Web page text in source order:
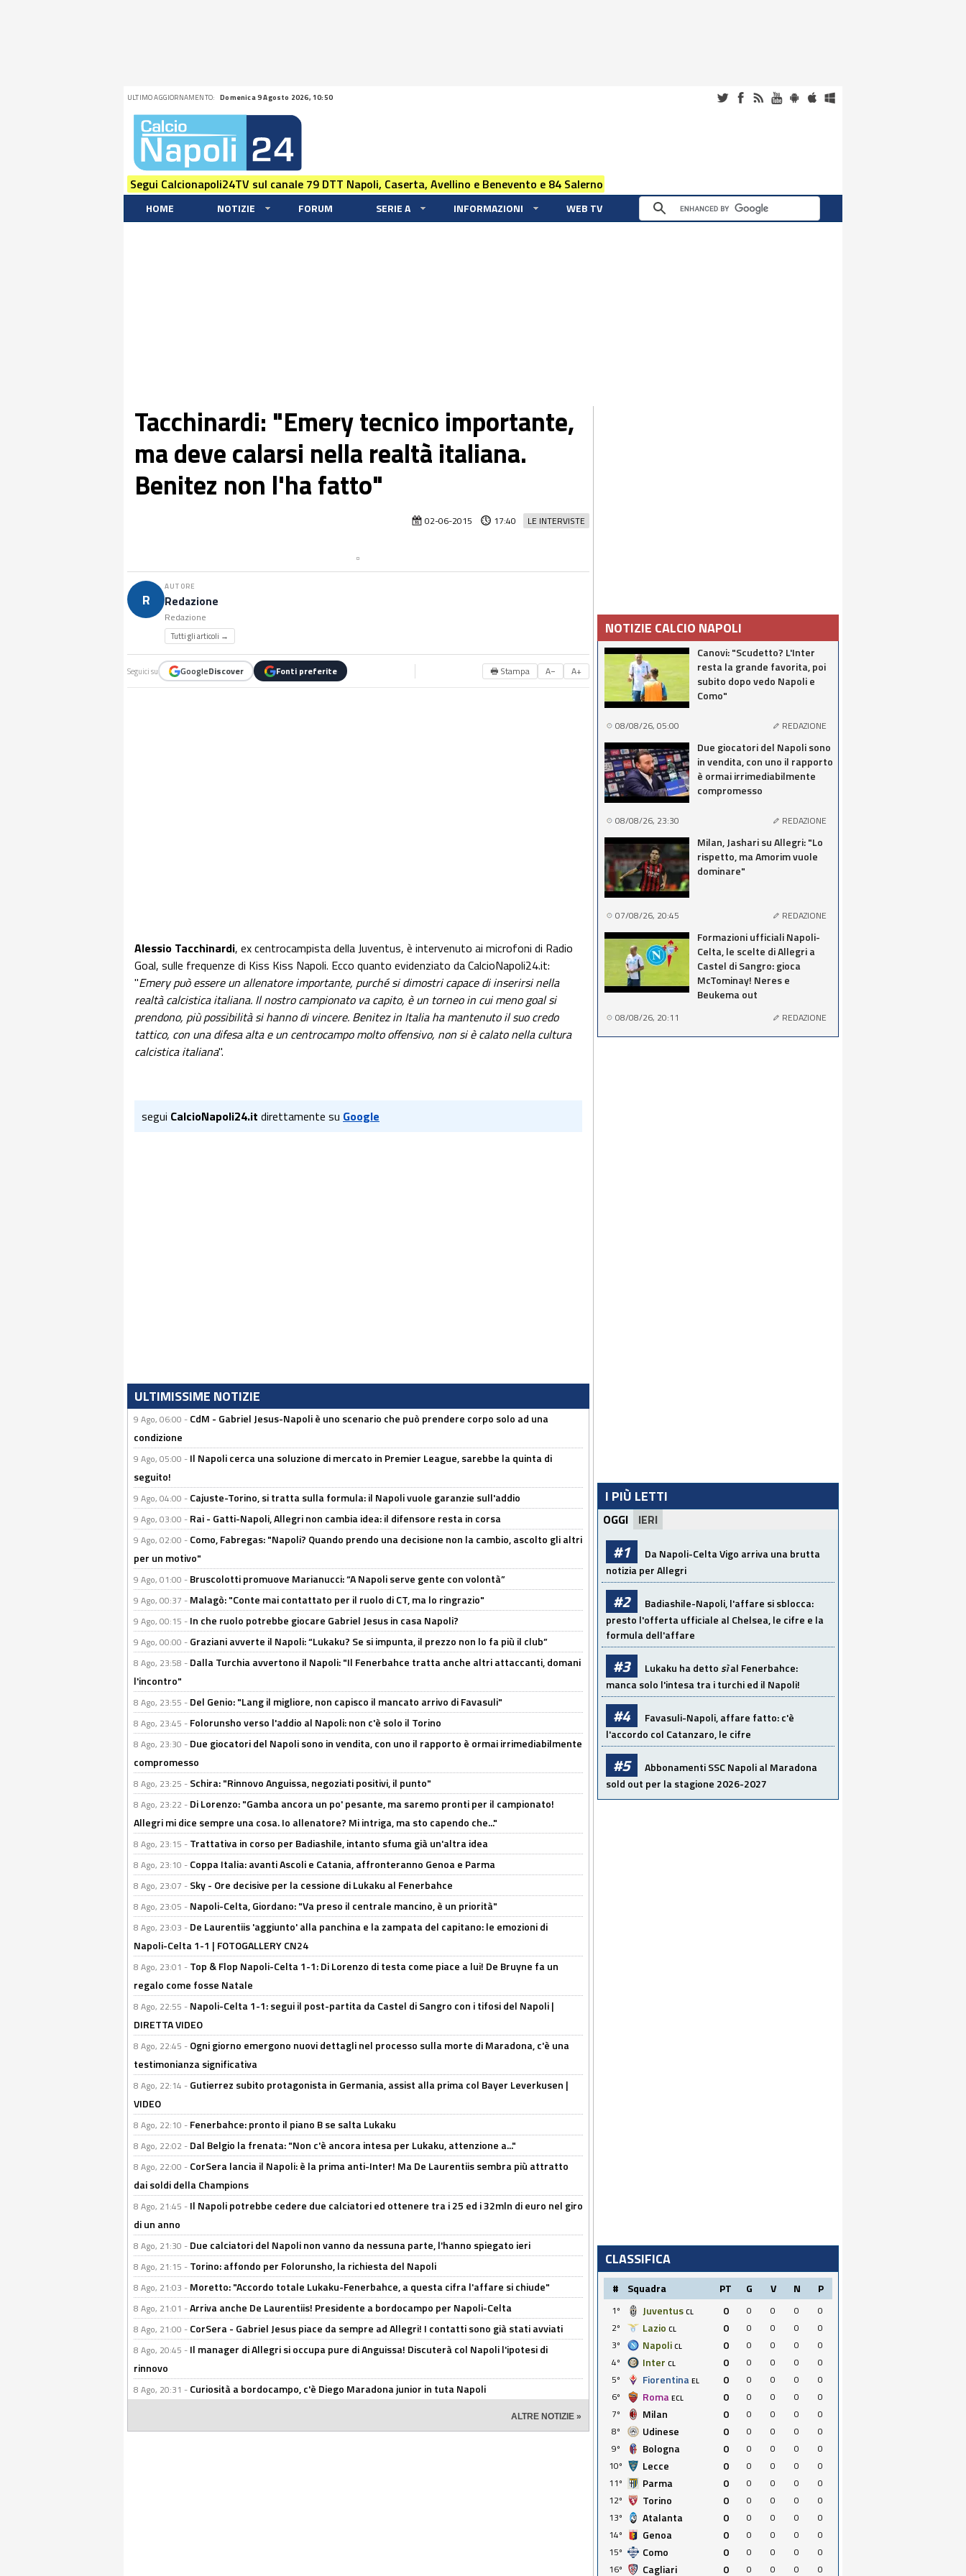
ULTIMO AGGIORNAMENTO: Domenica 9 Agosto 2026, 10:50
Segui Calcionapoli24TV sul canale 79 DTT Napoli, Caserta, Avellino e Benevento e 84 Salerno
HOME NOTIZIE FORUM SERIE A INFORMAZIONI WEB TV
Tacchinardi: "Emery tecnico importante,
ma deve calarsi nella realtà italiana.
Benitez non l'ha fatto"
LE INTERVISTE
02-06-2015 17:40
R
AUTORE
Redazione
Redazione
Tutti gli articoli →
Seguici su GoogleDiscover Fonti preferite 🖶 Stampa A− A+
Alessio Tacchinardi, ex centrocampista della Juventus, è intervenuto ai microfoni di Radio
Goal, sulle frequenze di Kiss Kiss Napoli. Ecco quanto evidenziato da CalcioNapoli24.it:
"Emery può essere un allenatore importante, purché si dimostri capace di inserirsi nella
realtà calcistica italiana. Il nostro campionato va capito, è un torneo in cui meno goal si
prendono, più possibilità si hanno di vincere. Benitez in Italia ha mantenuto il suo credo
tattico, con una difesa alta e un centrocampo molto offensivo, non si è calato nella cultura
calcistica italiana".
segui CalcioNapoli24.it direttamente su Google
ULTIMISSIME NOTIZIE
9 Ago, 06:00 - CdM - Gabriel Jesus-Napoli è uno scenario che può prendere corpo solo ad una
condizione
9 Ago, 05:00 - Il Napoli cerca una soluzione di mercato in Premier League, sarebbe la quinta di
seguito!
9 Ago, 04:00 - Cajuste-Torino, si tratta sulla formula: il Napoli vuole garanzie sull'addio
9 Ago, 03:00 - Rai - Gatti-Napoli, Allegri non cambia idea: il difensore resta in corsa
9 Ago, 02:00 - Como, Fabregas: "Napoli? Quando prendo una decisione non la cambio, ascolto gli altri
per un motivo"
9 Ago, 01:00 - Bruscolotti promuove Marianucci: “A Napoli serve gente con volontà”
9 Ago, 00:37 - Malagò: "Conte mai contattato per il ruolo di CT, ma lo ringrazio"
9 Ago, 00:15 - In che ruolo potrebbe giocare Gabriel Jesus in casa Napoli?
9 Ago, 00:00 - Graziani avverte il Napoli: “Lukaku? Se si impunta, il prezzo non lo fa più il club”
8 Ago, 23:58 - Dalla Turchia avvertono il Napoli: "Il Fenerbahce tratta anche altri attaccanti, domani
l'incontro"
8 Ago, 23:55 - Del Genio: "Lang il migliore, non capisco il mancato arrivo di Favasuli"
8 Ago, 23:45 - Folorunsho verso l'addio al Napoli: non c'è solo il Torino
8 Ago, 23:30 - Due giocatori del Napoli sono in vendita, con uno il rapporto è ormai irrimediabilmente
compromesso
8 Ago, 23:25 - Schira: "Rinnovo Anguissa, negoziati positivi, il punto"
8 Ago, 23:22 - Di Lorenzo: "Gamba ancora un po' pesante, ma saremo pronti per il campionato!
Allegri mi dice sempre una cosa. Io allenatore? Mi intriga, ma sto capendo che..."
8 Ago, 23:15 - Trattativa in corso per Badiashile, intanto sfuma già un'altra idea
8 Ago, 23:10 - Coppa Italia: avanti Ascoli e Catania, affronteranno Genoa e Parma
8 Ago, 23:07 - Sky - Ore decisive per la cessione di Lukaku al Fenerbahce
8 Ago, 23:05 - Napoli-Celta, Giordano: "Va preso il centrale mancino, è un priorità"
8 Ago, 23:03 - De Laurentiis 'aggiunto' alla panchina e la zampata del capitano: le emozioni di
Napoli-Celta 1-1 | FOTOGALLERY CN24
8 Ago, 23:01 - Top & Flop Napoli-Celta 1-1: Di Lorenzo di testa come piace a lui! De Bruyne fa un
regalo come fosse Natale
8 Ago, 22:55 - Napoli-Celta 1-1: segui il post-partita da Castel di Sangro con i tifosi del Napoli |
DIRETTA VIDEO
8 Ago, 22:45 - Ogni giorno emergono nuovi dettagli nel processo sulla morte di Maradona, c'è una
testimonianza significativa
8 Ago, 22:14 - Gutierrez subito protagonista in Germania, assist alla prima col Bayer Leverkusen |
VIDEO
8 Ago, 22:10 - Fenerbahce: pronto il piano B se salta Lukaku
8 Ago, 22:02 - Dal Belgio la frenata: "Non c'è ancora intesa per Lukaku, attenzione a..."
8 Ago, 22:00 - CorSera lancia il Napoli: è la prima anti-Inter! Ma De Laurentiis sembra più attratto
dai soldi della Champions
8 Ago, 21:45 - Il Napoli potrebbe cedere due calciatori ed ottenere tra i 25 ed i 32mln di euro nel giro
di un anno
8 Ago, 21:30 - Due calciatori del Napoli non vanno da nessuna parte, l'hanno spiegato ieri
8 Ago, 21:15 - Torino: affondo per Folorunsho, la richiesta del Napoli
8 Ago, 21:03 - Moretto: "Accordo totale Lukaku-Fenerbahce, a questa cifra l'affare si chiude"
8 Ago, 21:01 -Arriva anche De Laurentiis! Presidente a bordocampo per Napoli-Celta
8 Ago, 21:00 - CorSera - Gabriel Jesus piace da sempre ad Allegri! I contatti sono già stati avviati
8 Ago, 20:45 - Il manager di Allegri si occupa pure di Anguissa! Discuterà col Napoli l'ipotesi di
rinnovo
8 Ago, 20:31 - Curiosità a bordocampo, c'è Diego Maradona junior in tuta Napoli
ALTRE NOTIZIE »
NOTIZIE CALCIO NAPOLI
Canovi: "Scudetto? L'Inter
resta la grande favorita, poi
subito dopo vedo Napoli e
Como"
08/08/26, 05:00 REDAZIONE
Due giocatori del Napoli sono
in vendita, con uno il rapporto
è ormai irrimediabilmente
compromesso
08/08/26, 23:30 REDAZIONE
Milan, Jashari su Allegri: "Lo
rispetto, ma Amorim vuole
dominare"
07/08/26, 20:45 REDAZIONE
Formazioni ufficiali Napoli-
Celta, le scelte di Allegri a
Castel di Sangro: gioca
McTominay! Neres e
Beukema out
08/08/26, 20:11 REDAZIONE
I PIÙ LETTI
OGGI IERI
#1
Da Napoli-Celta Vigo arriva una brutta
notizia per Allegri
#2
Badiashile-Napoli, l'affare si sblocca:
presto l'offerta ufficiale al Chelsea, le cifre e la
formula dell'affare
#3 Lukaku ha dettosìal Fenerbahce:
manca solo l'intesa tra i turchi ed il Napoli!
#4
Favasuli-Napoli, affare fatto: c'è
l'accordo col Catanzaro, le cifre
#5
Abbonamenti SSC Napoli al Maradona
sold out per la stagione 2026-2027
CLASSIFICA
# Squadra PT G V N P
1º Juventus CL 0 0 0 0
0
2º
Lazio CL 0 0 0 0
0
3º
Napoli CL 0 0 0 0
0
4º
Inter CL 0 0 0 0
0
5º
Fiorentina EL 0 0 0 0
0
6º
Roma ECL 0 0 0 0
0
7º
Milan 0 0 0 0
0
8º
Udinese 0 0 0 0
0
9º
Bologna 0 0 0 0
0
10º
Lecce 0 0 0 0
0
11º
Parma 0 0 0 0
0
12º
Torino 0 0 0 0
0
13º
Atalanta 0 0 0 0
0
14º
Genoa 0 0 0 0
0
15º
Como 0 0 0 0
0
16º
Cagliari 0 0 0 0 0